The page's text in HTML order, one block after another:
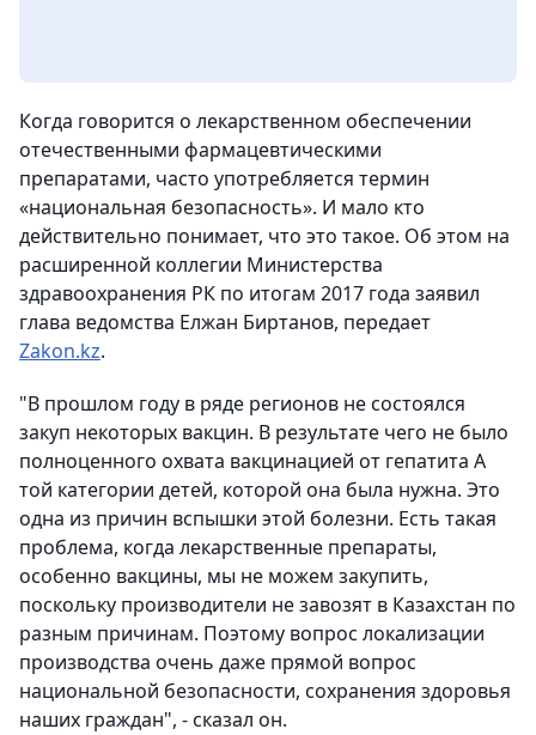
Когда говорится о лекарственном обеспечении
отечественными фармацевтическими
препаратами, часто употребляется термин
«национальная безопасность». И мало кто
действительно понимает, что это такое. Об этом на
расширенной коллегии Министерства
здравоохранения РК по итогам 2017 года заявил
глава ведомства Елжан Биртанов, передает
Zakon.kz.
"В прошлом году в ряде регионов не состоялся
закуп некоторых вакцин. В результате чего не было
полноценного охвата вакцинацией от гепатита А
той категории детей, которой она была нужна. Это
одна из причин вспышки этой болезни. Есть такая
проблема, когда лекарственные препараты,
особенно вакцины, мы не можем закупить,
поскольку производители не завозят в Казахстан по
разным причинам. Поэтому вопрос локализации
производства очень даже прямой вопрос
национальной безопасности, сохранения здоровья
наших граждан", - сказал он.